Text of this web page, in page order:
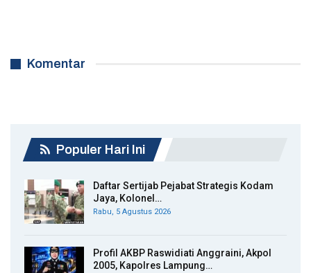
Komentar
Populer Hari Ini
Daftar Sertijab Pejabat Strategis Kodam
Jaya, Kolonel…
Rabu, 5 Agustus 2026
Profil AKBP Raswidiati Anggraini, Akpol
2005, Kapolres Lampung…